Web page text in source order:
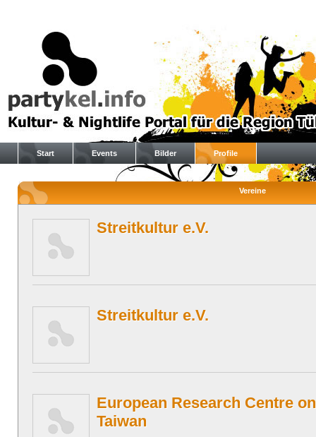
Start Events Bilder Profile
Vereine
Streitkultur e.V.
Streitkultur e.V.
European Research Centre
Taiwan